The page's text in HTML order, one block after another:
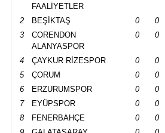
FAALİYETLER
2 BEŞİKTAŞ 0
0
3
CORENDON
ALANYASPOR
0 0
4 ÇAYKUR RİZESPOR 0
0
5
ÇORUM 0
0
6
ERZURUMSPOR 0
0
7
EYÜPSPOR 0
0
8
FENERBAHÇE 0
0